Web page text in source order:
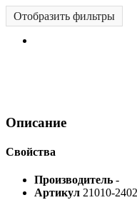
Отобразить фильтры
Описание
Свойства
Производитель -
Артикул 21010-